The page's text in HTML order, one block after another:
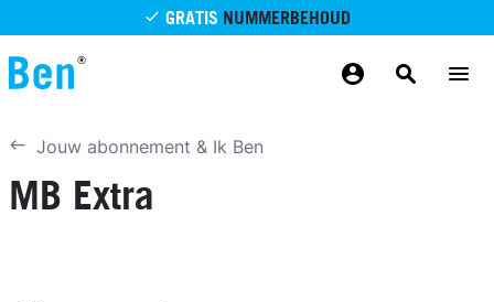
Overslaan en naar de inhoud gaan
GRATIS NUMMERBEHOUD
Jouw abonnement & Ik Ben
MB Extra